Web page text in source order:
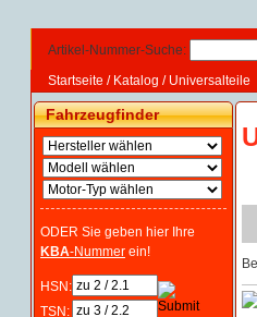
Artikel-Nummer-Suche:
Startseite / Katalog / Universalteile
Fahrzeugfinder
ODER Sie geben hier Ihre
KBA-Nummer ein!
HSN:
TSN: